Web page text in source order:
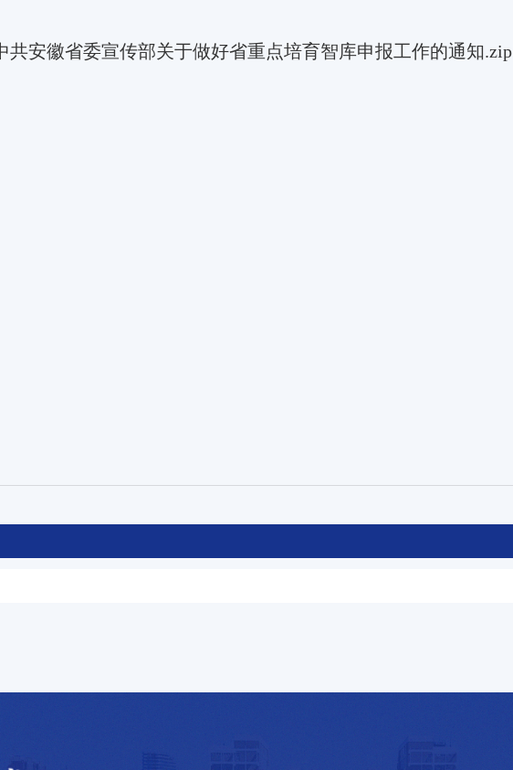
共安徽省委宣传部关于做好省重点培育智库申报工作的通知.zip